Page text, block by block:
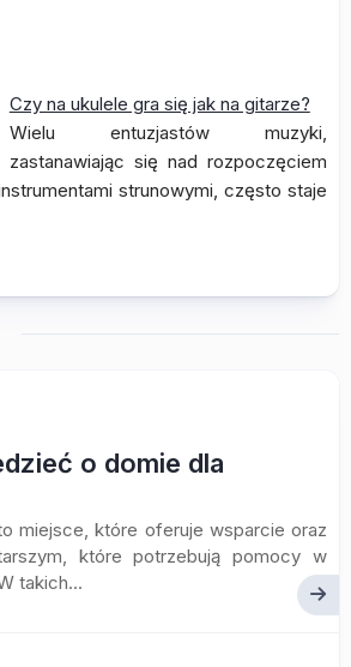
Czy na ukulele gra się jak na gitarze?
Wielu entuzjastów muzyki,
zastanawiając się nad rozpoczęciem
strunowymi, często staje
o domie dla
miejsce, które oferuje wsparcie oraz
które potrzebują pomocy w
takich...